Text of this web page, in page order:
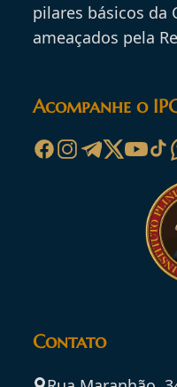
pilares básicos da
ameaçados pela
Acompanhe o
Contato